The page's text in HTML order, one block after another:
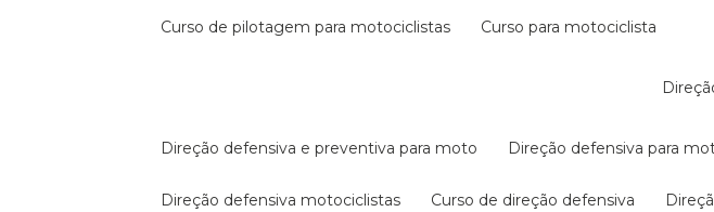
curso de pilotagem para motociclistas curso para motociclista
direção defensiva e preventiva para moto direção defensiva para
direção defensiva motociclistas curso de direção defensiva